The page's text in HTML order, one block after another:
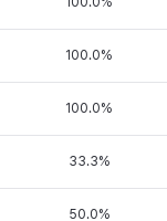
100.0%
100.0%
33.3%
50.0%